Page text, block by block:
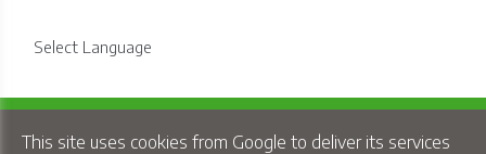
Select Language
Privacy & Cookies| UP-TO-DATE WebDesign
This site uses cookies from Google to deliver its services